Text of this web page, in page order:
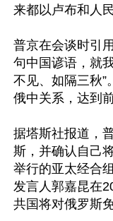
来都以卢布和人
普京在会谈时引
句中国谚语，就
不见、如隔三秋”
俄中关系，达到
据塔斯社报道，
斯，并确认自己
举行的亚太经合
发言人郭嘉昆在
共国将对俄罗斯